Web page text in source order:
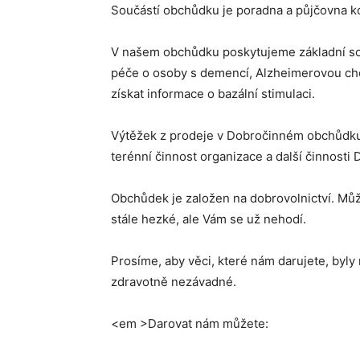
Součástí obchůdku je poradna a půjčovna
V našem obchůdku poskytujeme základní
péče o osoby s demencí, Alzheimerovou
získat informace o bazální stimulaci.
Výtěžek z prodeje v Dobročinném
terénní činnost organizace a další činnosti
Obchůdek je založen na dobrovolnictví.
stále hezké, ale Vám se už nehodí.
Prosíme, aby věci, které nám darujete,
zdravotně nezávadné.
<em >Darovat nám můžete: